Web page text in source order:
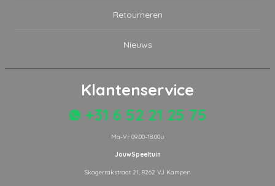
Retourneren
Nieuws
Klantenservice
+31 6 52 21 25 75
Ma-Vr 09.00-18.00u
JouwSpeeltuin
Skagerrakstraat 21, 8262 VJ Kampen